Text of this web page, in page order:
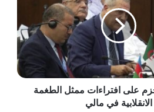
على افتراءات ممثل الطغمة
الانقلابية في مالي